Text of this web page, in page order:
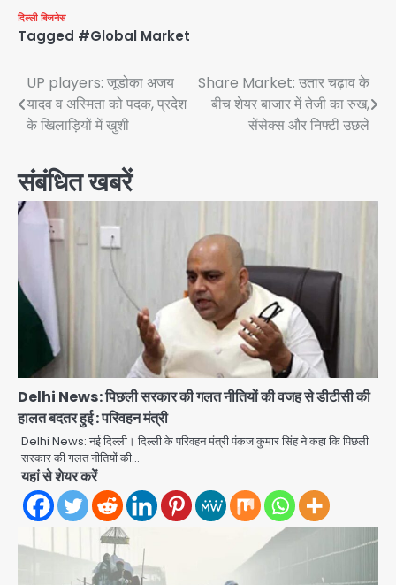
दिल्ली बिजनेस
Tagged #Global Market
Post
navigation
UP players: जूडोका अजय
यादव व अस्मिता को पदक, प्रदेश
के खिलाड़ियों में खुशी
Share Market: उतार चढ़ाव के
बीच शेयर बाजार में तेजी का रुख,
सेंसेक्स और निफ्टी उछले
संबंधित खबरें
Delhi News: पिछली सरकार की गलत नीतियों की वजह से डीटीसी की
हालत बदतर हुई : परिवहन मंत्री
Delhi News: नई दिल्ली। दिल्ली के परिवहन मंत्री पंकज कुमार सिंह ने कहा कि पिछली
सरकार की गलत नीतियों की…
यहां से शेयर करें